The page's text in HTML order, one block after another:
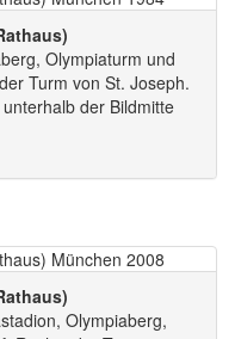
Olympiaturm und
Turm von St. Joseph.
der Bildmitte
Olympiaberg,